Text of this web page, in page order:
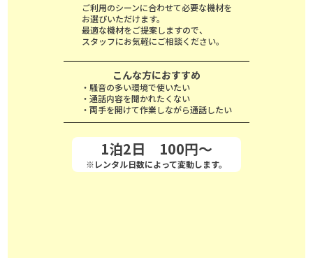
ご利用のシーンに合わせて必要な機材を
お選びいただけます。
最適な機材をご提案しますので、
スタッフにお気軽にご相談ください。
こんな方におすすめ
・騒音の多い環境で使いたい
・通話内容を聞かれたくない
・両手を開けて作業しながら通話したい
1泊2日 100円～
※レンタル日数によって変動します。